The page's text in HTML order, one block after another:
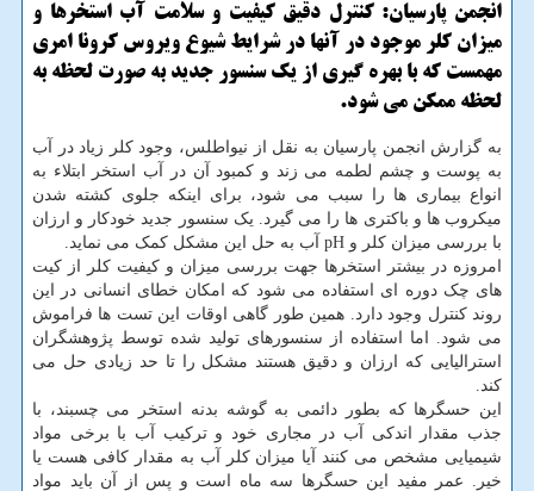
انجمن پارسیان: كنترل دقیق كیفیت و سلامت آب استخرها و
میزان كلر موجود در آنها در شرایط شیوع ویروس كرونا امری
مهمست كه با بهره گیری از یك سنسور جدید به صورت لحظه به
لحظه ممكن می شود.
به گزارش انجمن پارسیان به نقل از نیواطلس، وجود کلر زیاد در آب
به پوست و چشم لطمه می زند و کمبود آن در آب استخر ابتلاء به
انواع بیماری ها را سبب می شود، برای اینکه جلوی کشته شدن
میکروب ها و باکتری ها را می گیرد. یک سنسور جدید خودکار و ارزان
با بررسی میزان کلر و pH آب به حل این مشکل کمک می نماید.
امروزه در بیشتر استخرها جهت بررسی میزان و کیفیت کلر از کیت
های چک دوره ای استفاده می شود که امکان خطای انسانی در این
روند کنترل وجود دارد. همین طور گاهی اوقات این تست ها فراموش
می شود. اما استفاده از سنسورهای تولید شده توسط پژوهشگران
استرالیایی که ارزان و دقیق هستند مشکل را تا حد زیادی حل می
کند.
این حسگرها که بطور دائمی به گوشه بدنه استخر می چسبند، با
جذب مقدار اندکی آب در مجاری خود و ترکیب آب با برخی مواد
شیمیایی مشخص می کنند آیا میزان کلر آب به مقدار کافی هست یا
خیر. عمر مفید این حسگرها سه ماه است و پس از آن باید مواد